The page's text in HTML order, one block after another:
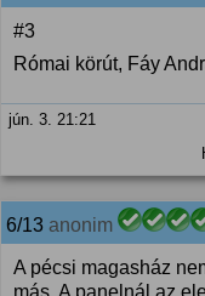
#3
Római körút, Fáy
jún. 3. 21:21
6/13 anonim
A pécsi magasház
más. A panelnál az